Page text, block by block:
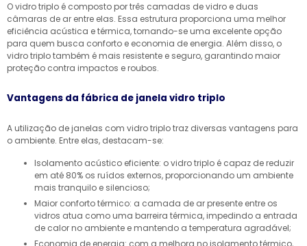
O vidro triplo é composto por três camadas de vidro e duas
câmaras de ar entre elas. Essa estrutura proporciona uma melhor
eficiência acústica e térmica, tornando-se uma excelente opção
para quem busca conforto e economia de energia. Além disso, o
vidro triplo também é mais resistente e seguro, garantindo maior
proteção contra impactos e roubos.
Vantagens da fábrica de janela vidro triplo
A utilização de janelas com vidro triplo traz diversas vantagens para
o ambiente. Entre elas, destacam-se:
Isolamento acústico eficiente: o vidro triplo é capaz de reduzir
em até 80% os ruídos externos, proporcionando um ambiente
mais tranquilo e silencioso;
Maior conforto térmico: a camada de ar presente entre os
vidros atua como uma barreira térmica, impedindo a entrada
de calor no ambiente e mantendo a temperatura agradável;